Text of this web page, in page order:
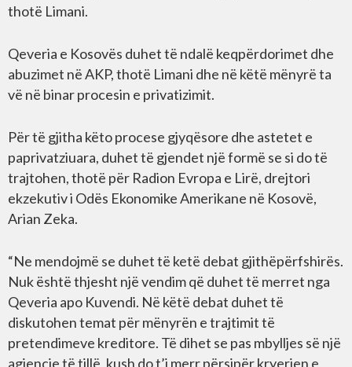
thotë Limani.
Qeveria e Kosovës duhet të ndalë keqpërdorimet dhe
abuzimet në AKP, thotë Limani dhe në këtë mënyrë ta
vë në binar procesin e privatizimit.
Për të gjitha këto procese gjyqësore dhe astetet e
paprivatziuara, duhet të gjendet një formë se si do të
trajtohen, thotë për Radion Evropa e Lirë, drejtori
ekzekutiv i Odës Ekonomike Amerikane në Kosovë,
Arian Zeka.
“Ne mendojmë se duhet të ketë debat gjithëpërfshirës.
Nuk është thjesht një vendim që duhet të merret nga
Qeveria apo Kuvendi. Në këtë debat duhet të
diskutohen temat për mënyrën e trajtimit të
pretendimeve kreditore. Të dihet se pas mbylljes së një
agjencie të tillë, kush do t’i merr përsipër kryerjen e